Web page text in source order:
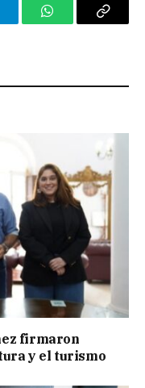
WhatsAppCopy
firmaron
y el turismo